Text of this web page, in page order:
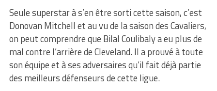
Seule superstar à s’en être sorti cette saison, c’est
Donovan Mitchell et au vu de la saison des Cavaliers,
on peut comprendre que Bilal Coulibaly a eu plus de
mal contre l’arrière de Cleveland. Il a prouvé à toute
son équipe et à ses adversaires qu’il fait déjà partie
des meilleurs défenseurs de cette ligue.